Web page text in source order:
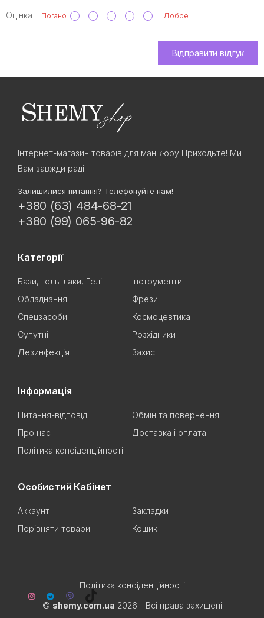
Оцінка Погано Добре
Відправити відгук
Інтернет-магазин товарів для манікюру Приходьте! Ми
Вам завжди раді!
Залишилися питання? Телефонуйте нам!
+380 (63) 484-68-21
+380 (99) 065-96-82
Категорії
Бази, гель-лаки, Гелі
Інструменти
Обладнання
Фрези
Спецзасоби
Космоцевтика
Супутні
Розхідники
Дезинфекція
Захист
Інформація
Питання-відповіді
Обмін та повернення
Про нас
Доставка і оплата
Політика конфіденційності
Особистий Кабінет
Аккаунт
Закладки
Порівняти товари
Кошик
© shemy.com.ua 2026 - Всі права захищені
Політика конфіденційності